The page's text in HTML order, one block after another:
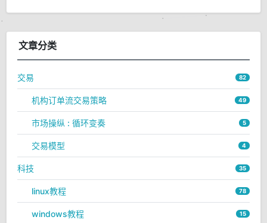
文章分类
交易 82
机构订单流交易策略 49
市场操纵 : 循环变奏 5
交易模型 4
科技 35
linux教程 78
windows教程 15